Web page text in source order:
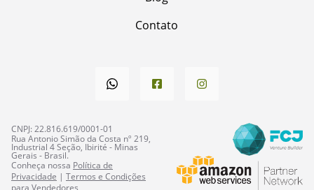
Contato
CNPJ: 22.816.619/0001-01
Rua Antonio Simão da Costa nº 219,
Industrial 4 Seção, Ibirité - Minas
Gerais - Brasil.
Conheça nossa Política de
Privacidade | Termos e Condições
para Vendedores